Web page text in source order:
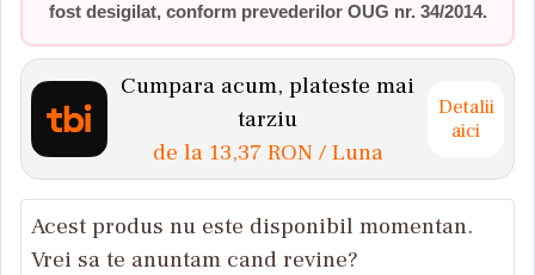
fost desigilat, conform prevederilor OUG nr. 34/2014.
Cumpara acum, plateste mai
tarziu
de la 13,37 RON / Luna
Detalii
aici
Acest produs nu este disponibil momentan.
Vrei sa te anuntam cand revine?